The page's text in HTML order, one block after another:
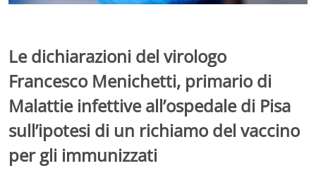
Le dichiarazioni del virologo
Francesco Menichetti, primario di
Malattie infettive all’ospedale di Pisa
sull’ipotesi di un richiamo del vaccino
per gli immunizzati